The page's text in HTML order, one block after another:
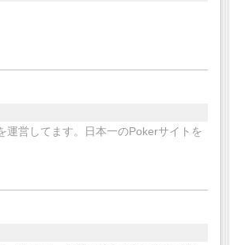
運営してます。日本一のPokerサイトを